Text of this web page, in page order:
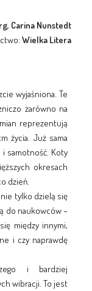
Carina Nunstedt
Wielka Litera
wyjaśniona. Te
zarówno na
reprezentują
życia. Już sama
samotność. Koty
okresach
dzień.
tylko dzielą się
do naukowców –
między innymi,
i czy naprawdę
i bardziej
wibracji. To jest